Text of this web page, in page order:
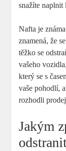
snažíte naplnit
Nafta je
znamená, že
těžko se
vašeho
který se s
vaše pohodlí,
rozhodli
Jakým